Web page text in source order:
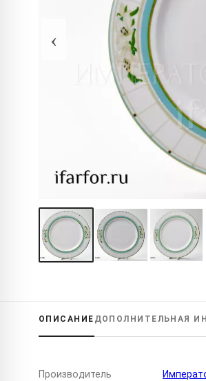
‹
ОПИСАНИЕ ДОПОЛНИТЕЛЬНАЯ
Производитель